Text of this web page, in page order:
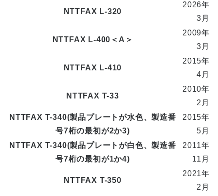
NTTFAX L-320
2026年
3月
NTTFAX L-400＜A＞
2009年
3月
NTTFAX L-410
2015年
4月
NTTFAX T-33
2010年
2月
NTTFAX T-340(製品プレートが水色、製造番
号7桁の最初が2か3)
2015年
5月
NTTFAX T-340(製品プレートが白色、製造番
号7桁の最初が1か4)
2011年
11月
NTTFAX T-350
2021年
2月